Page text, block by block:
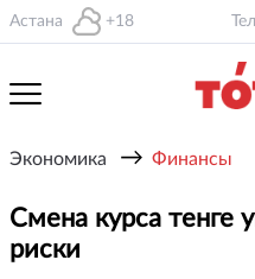
Астана +18
Экономика → Финансы
Смена курса тенге
риски